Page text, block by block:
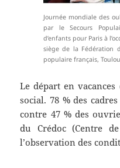
Journée mondiale des
par le Secours
d’enfants pour Paris à
siège de la Fédération
populaire français,
Le départ en
social. 78 % des
contre 47 % des
du Crédoc (Centre
l’observation des